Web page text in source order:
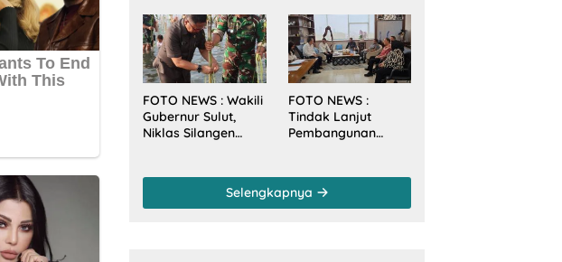
Makan Malam
Gubernur Sulut
Bersama
Wamenkes RI
Tahun Baru 2026
FOTO NEWS : Wakili
Gubernur Sulut,
Niklas Silangen
Desa Arakan Minsel
FOTO NEWS :
Tindak Lanjut
Pembangunan
Sulut Sambangi
Dirjen SDA
Selengkapnya